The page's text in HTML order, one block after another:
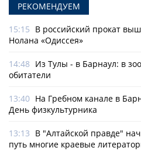
РЕКОМЕНДУЕМ
15:15 В российский прокат
Нолана «Одиссея»
14:48 Из Тулы - в Барнаул: в
обитатели
13:40 На Гребном канале в
День физкультурника
13:13 В "Алтайской правде"
путь многие краевые